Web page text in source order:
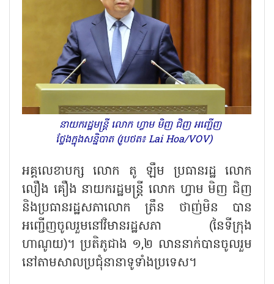
នាយករដ្ឋមន្ត្រី លោក ហ្វាម មិញ ជិញ អញ្ជើញ
ថ្លែងក្នុងសន្និបាត (រូបថត៖ Lai Hoa/VOV)
អគ្គលេខាបក្ស លោក តូ ឡឹម ប្រធានរដ្ឋ លោក
លឿង គឿង នាយករដ្ឋមន្ត្រី លោក ហ្វាម មិញ ជិញ
និងប្រធានរដ្ឋសភាលោក ត្រឹន ថាញ់មិន បាន
អញ្ជើញចូលរួមនៅវិមានរដ្ឋសភា (នៃទីក្រុង
ហាណូយ)។ ប្រតិភូជាង ១,២ លាននាក់បានចូលរួម
នៅតាមសាលប្រជុំនានាទូទាំងប្រទេស។